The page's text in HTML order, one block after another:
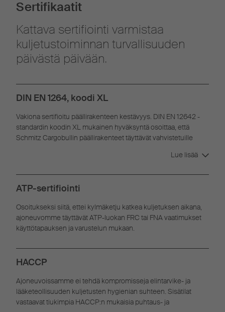
Sertifikaatit
Kattava sertifiointi varmistaa
kuljetustoiminnan turvallisuuden
päivästä päivään.
DIN EN 1264, koodi XL
Vakiona sertifioitu päällirakenteen kestävyys. DIN EN 12642 -
standardin koodin XL mukainen hyväksyntä osoittaa, että
Schmitz Cargobullin päällirakenteet täyttävät vahvistetuille
Lue lisää
ATP-sertifiointi
Osoitukseksi siitä, ettei kylmäketju katkea kuljetuksen aikana,
ajoneuvomme täyttävät ATP-luokan FRC tai FNA vaatimukset
käyttötapauksen ja varustelun mukaan.
HACCP
Ajoneuvoissamme ei tehdä kompromisseja elintarvike- ja
lääketeollisuuden kuljetusten hygienian suhteen. Sisätilat
vastaavat tiukimpia HACCP:n mukaisia puhtaus- ja